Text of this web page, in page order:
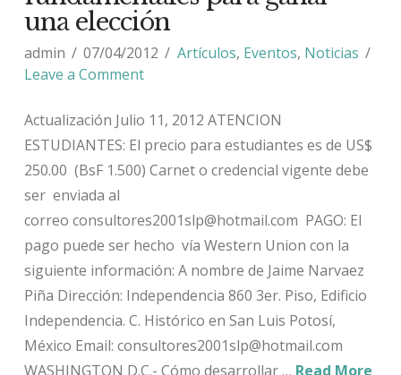
una elección
admin 07/04/2012 Artículos, Eventos, Noticias
Leave a Comment
Actualización Julio 11, 2012 ATENCION
ESTUDIANTES: El precio para estudiantes es de US$
250.00 (BsF 1.500) Carnet o credencial vigente debe
ser enviada al
correo consultores2001slp@hotmail.com PAGO: El
pago puede ser hecho vía Western Union con la
siguiente información: A nombre de Jaime Narvaez
Piña Dirección: Independencia 860 3er. Piso, Edificio
Independencia. C. Histórico en San Luis Potosí,
México Email: consultores2001slp@hotmail.com
WASHINGTON D.C.- Cómo desarrollar … Read More